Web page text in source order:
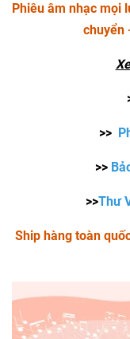
Phiêu âm nhạc mọi
chuyển
>>
>>
>>Thư
Ship hàng toàn